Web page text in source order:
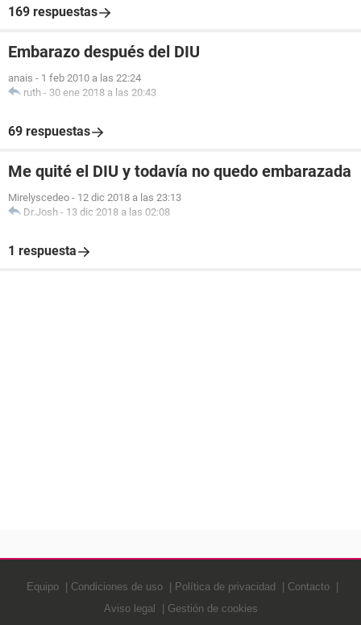
169 respuestas
Embarazo después del DIU
anais - 1 feb 2010 a las 22:24
ruth - 30 ene 2018 a las 20:43
69 respuestas
Me quité el DIU y todavía no quedo embarazada
Mirelyscedeo - 12 dic 2018 a las 23:13
Dr.Josh - 13 dic 2018 a las 02:08
1 respuesta
Equipo Condiciones de uso Política de privacidad
Contacto
Aviso legal
Gestión de cookies